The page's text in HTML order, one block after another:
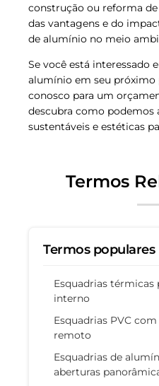
construção ou reforma
das vantagens e do
de alumínio no meio
Se você está interessado
alumínio em seu
conosco para um
descubra como podemos
sustentáveis e estéticas
Termos
Termos populares
Esquadrias
interno
Esquadrias PVC
remoto
Esquadrias de
aberturas